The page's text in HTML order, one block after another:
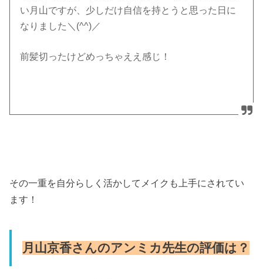
い月山ですが、少しだけ自信を持とうと思った日に
なりました＼(^^)／
前髪切ったけどめっちゃええ感じ！
その一重を自分らしく活かしてメイクも上手にされてい
ます！
月山京香さんのアンミカ先生の評価は？